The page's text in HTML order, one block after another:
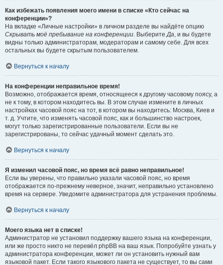
Как избежать появления моего имени в списке «Кто сейчас на
конференции»?
На вкладке «Личные настройки» в личном разделе вы найдёте опцию
Скрывать моё пребывание на конференции. ВыберитеДа, и вы будете
видны только администраторам, модераторам и самому себе. Для всех
остальных вы будете скрытым пользователем.
Вернуться к началу
На конференции неправильное время!
Возможно, отображается время, относящееся к другому часовому поясу, а
не к тому, в котором находитесь вы. В этом случае измените в личных
настройках часовой пояс на тот, в котором вы находитесь: Москва, Киев и
т. д. Учтите, что изменять часовой пояс, как и большинство настроек,
могут только зарегистрированные пользователи. Если вы не
зарегистрированы, то сейчас удачный момент сделать это.
Вернуться к началу
Я изменил часовой пояс, но время всё равно неправильное!
Если вы уверены, что правильно указали часовой пояс, но время
отображается по-прежнему неверное, значит, неправильно установлено
время на сервере. Уведомите администратора для устранения проблемы.
Вернуться к началу
Моего языка нет в списке!
Администратор не установил поддержку вашего языка на конференции,
или же просто никто не перевёл phpBB на ваш язык. Попробуйте узнать у
администратора конференции, может ли он установить нужный вам
языковой пакет. Если такого языкового пакета не существует, то вы сами